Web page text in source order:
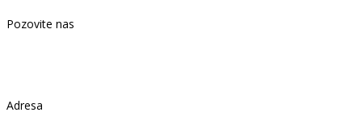
Pozovite nas
Adresa